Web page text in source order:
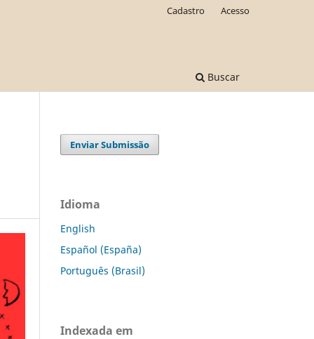
Buscar
Cadastro Acesso
Enviar Submissão
Idioma
English
Español (España)
Português (Brasil)
Indexada em